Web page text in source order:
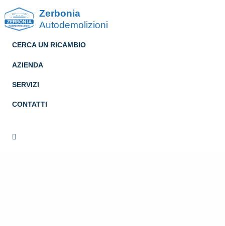
Zerbonia
Autodemolizioni
CERCA UN RICAMBIO
AZIENDA
SERVIZI
CONTATTI